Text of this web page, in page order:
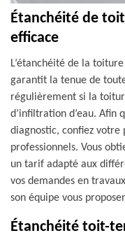
Étanchéité de
efficace
L’étanchéité de la
garantit la tenue de
régulièrement si la
d’infiltration d’eau.
diagnostic, confiez votre
professionnels. Vous
un tarif adapté aux
vos demandes en
son équipe vous
Étanchéité toit-